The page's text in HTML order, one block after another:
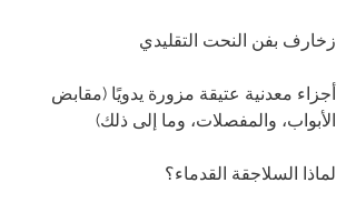
زخارف بفن النحت التقليدي
أجزاء معدنية عتيقة مزورة يدويًا (مقابض
الأبواب، والمفصلات، وما إلى ذلك)
لماذا السلاجقة القدماء؟